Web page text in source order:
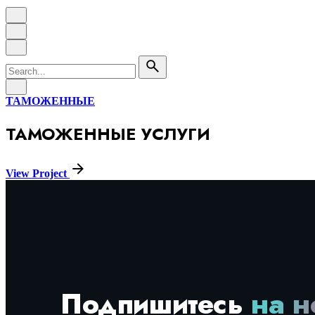
Search
for
ТАМОЖЕННЫЕ
ТАМОЖЕННЫЕ УСЛУГИ
View Project
Подпишитесь на